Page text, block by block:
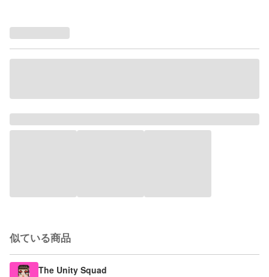
似ている商品
The Unity Squad